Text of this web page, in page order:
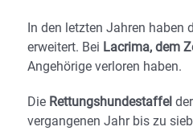
In den letzten Jahren
erweitert. Bei Lacrima, dem
Angehörige verloren haben.
Die Rettungshundestaffel
vergangenen Jahr bis zu